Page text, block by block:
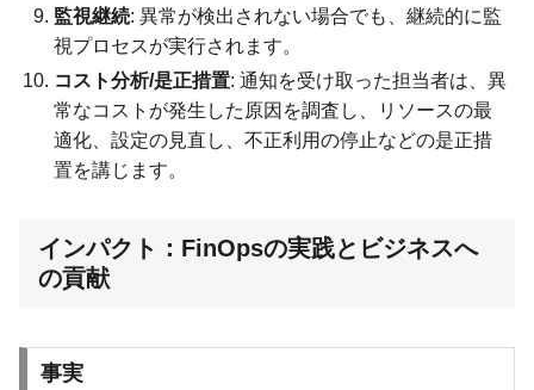
監視継続: 異常が検出されない場合でも、継続的に監
視プロセスが実行されます。
コスト分析/是正措置: 通知を受け取った担当者は、異
常なコストが発生した原因を調査し、リソースの最
適化、設定の見直し、不正利用の停止などの是正措
置を講じます。
インパクト：FinOpsの実践とビジネスへ
の貢献
事実